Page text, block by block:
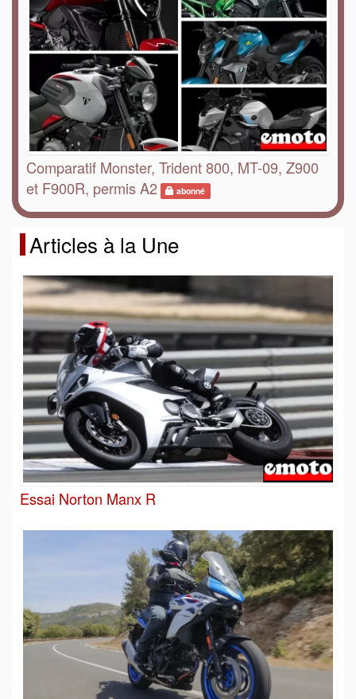
Comparatif Monster, Trident 800, MT-09, Z900
et F900R, permis A2
abonné
Articles à la Une
Essai Norton Manx R